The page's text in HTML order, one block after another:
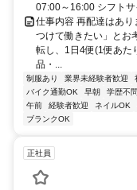
07:00～16:00 シフトサ
仕事内容 再配達はあ
つけて働きたい」とお
転し、1日4便(1便あた
品・...
制服あり 業界未経験者歓迎
バイク通勤OK
早朝 学歴不問
午前
経験者歓迎 ネイルOK
ブランクOK
正社員